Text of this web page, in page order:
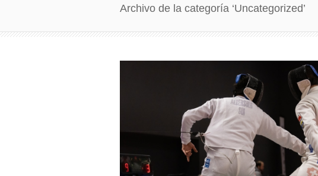
Archivo de la categoría ‘Uncategorized’